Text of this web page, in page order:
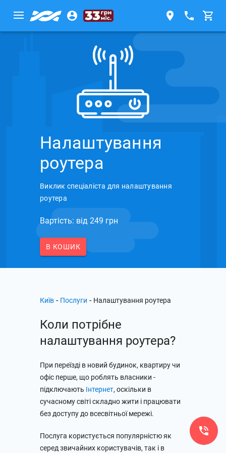
Налаштування
роутера
Виклик спеціаліста для налаштування
роутера
В КОШИК
Вартість: вiд 249 грн
Київ - Послуги - Налаштування роутера
Коли потрібне
налаштування роутера?
При переїзді в новий будинок, квартиру чи
офіс перше, що роблять власники -
підключають Інтернет, оскільки в
сучасному світі складно жити і працювати
без доступу до всесвітньої мережі.
Послуга користується популярністю як
серед звичайних користувачів, так і в